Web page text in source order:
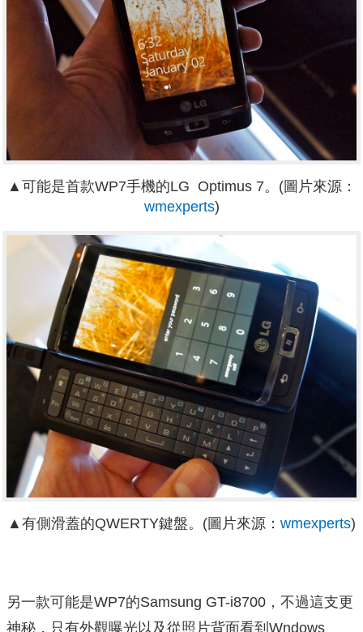
▲可能是首款WP7手機的LG Optimus 7。(圖片來源：
wmexperts)
▲有側滑蓋的QWERTY鍵盤。(圖片來源： wmexperts)
另一款可能是WP7的Samsung GT-i8700，不過這支更
神秘，只有外觀曝光以及從照片背面看到Wndows